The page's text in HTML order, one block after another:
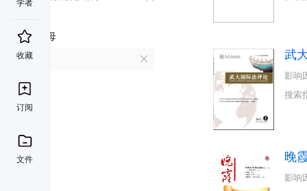
学者
收藏
订阅
文件
首字母
W 武
影响
搜索
晚
影响